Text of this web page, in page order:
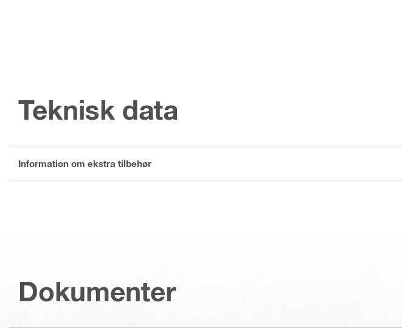
Teknisk data
Information om ekstra tilbehør
Dokumenter